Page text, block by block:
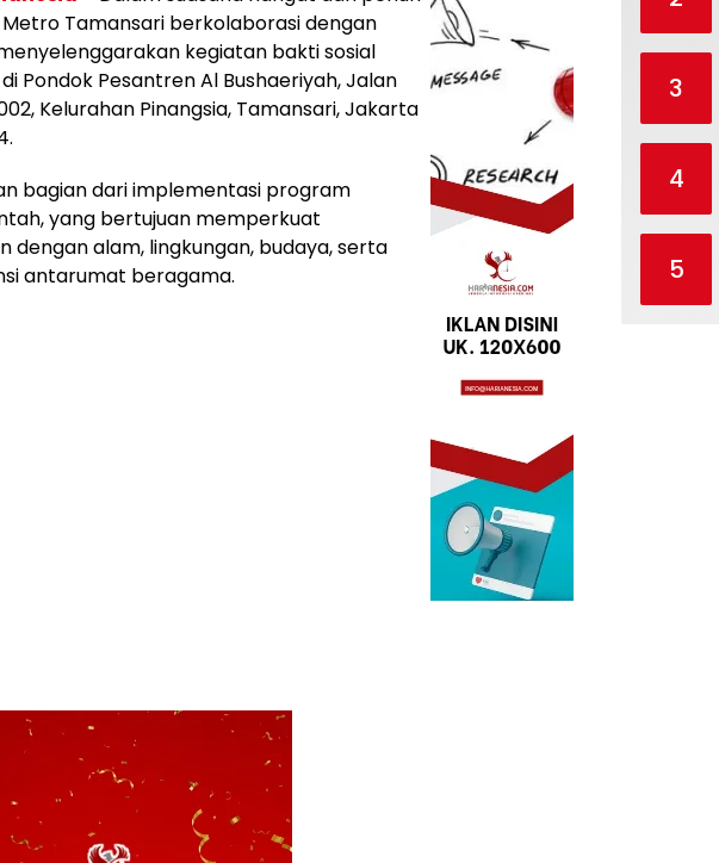
Tamansari berkolaborasi dengan
kegiatan bakti sosial
Pondok Pesantren Al Bushaeriyah, Jalan
Kelurahan Pinangsia, Tamansari, Jakarta
bagian dari implementasi program
yang bertujuan memperkuat
dengan alam, lingkungan, budaya, serta
antarumat beragama.
3
4
5